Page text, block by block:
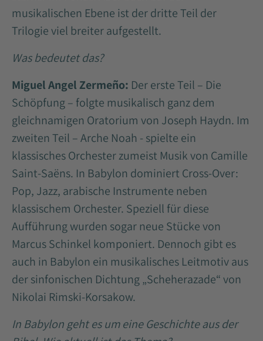
musikalischen Ebene ist der dritte Teil der
Trilogie viel breiter aufgestellt.
Was bedeutet das?
Miguel Angel Zermeño: Der erste Teil – Die
Schöpfung – folgte musikalisch ganz dem
gleichnamigen Oratorium von Joseph Haydn. Im
zweiten Teil – Arche Noah - spielte ein
klassisches Orchester zumeist Musik von Camille
Saint-Saëns. In Babylon dominiert Cross-Over:
Pop, Jazz, arabische Instrumente neben
klassischem Orchester. Speziell für diese
Aufführung wurden sogar neue Stücke von
Marcus Schinkel komponiert. Dennoch gibt es
auch in Babylon ein musikalisches Leitmotiv aus
der sinfonischen Dichtung „Scheherazade“ von
Nikolai Rimski-Korsakow.
In Babylon geht es um eine Geschichte aus der